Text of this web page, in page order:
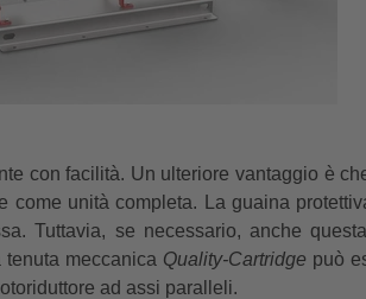
con facilità. Un ulteriore vantaggio è
come unità completa. La guaina
Tuttavia, se necessario, anche
meccanica Quality-Cartridge può
ad assi paralleli.